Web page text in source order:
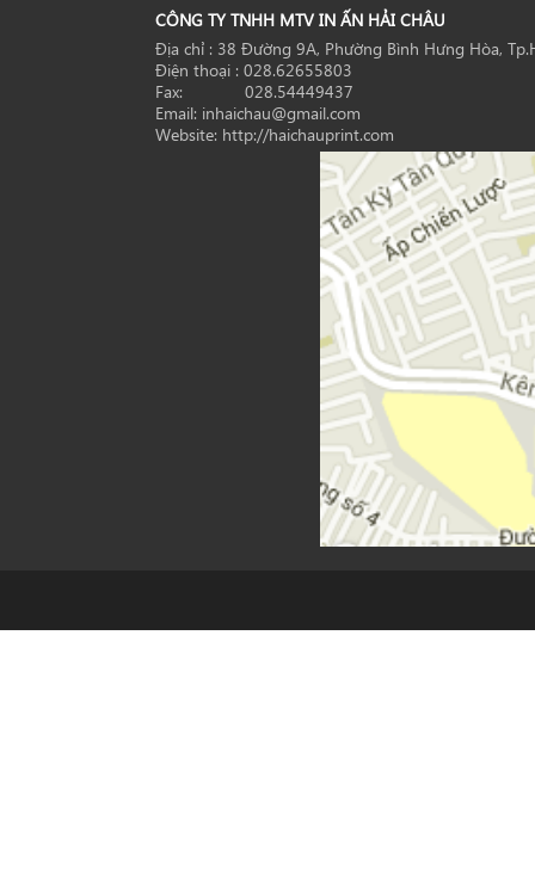
CÔNG TY TNHH MTV IN ẤN HẢI CHÂU
Địa chỉ : 38 Đường 9A, Phường Bình Hưng Hòa,
Điện thoại : 028.62655803
Fax: 028.54449437
Email: inhaichau@gmail.com
Website: http://haichauprint.com